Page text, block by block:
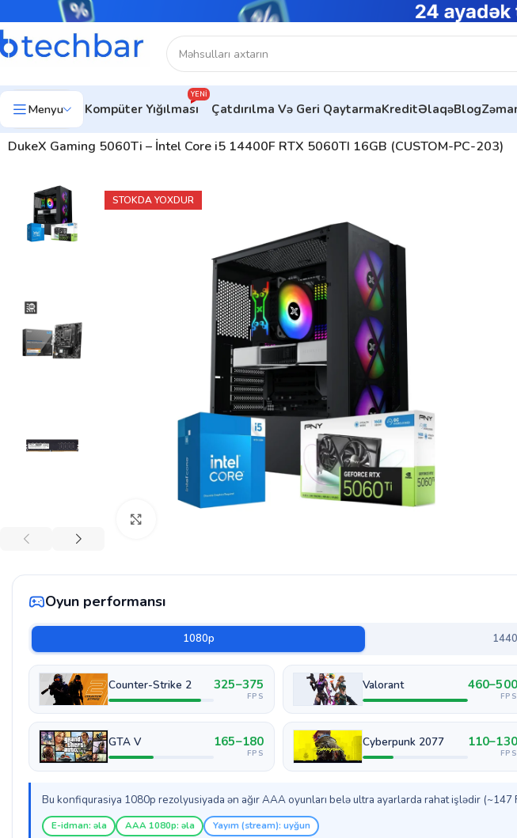
Menyu Kompüter Yığılması
YENI
Çatdırılma Və Geri QaytarmaKreditƏlaqəBlog
Ev Kompüter avadanlıqları
DukeX Gaming 5060Ti – İntel Core i5 14400F RTX 5060TI 16GB (CUSTOM-PC-203)
STOKDA YOXDUR
Oyun performansı
1080p
Counter-Strike 2 325–375
FPS
Valorant 460–500
FPS
GTA V 165–180
FPS
Cyberpunk 2077 110–130
FPS
Bu konfiqurasiya 1080p rezolyusiyada ən ağır AAA oyunları belə ultra ayarlarda rahat işlədir (~147
E-idman: əla AAA 1080p: əla Yayım (stream): uyğun